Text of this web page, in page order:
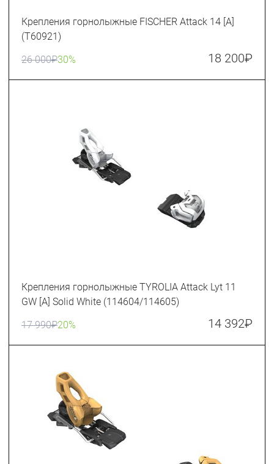
Крепления горнолыжные FISCHER Attack 14 [A]
(T60921)
26 000₽30% 18 200₽
Крепления горнолыжные TYROLIA Attack Lyt 11
GW [A] Solid White (114604/114605)
17 990₽20% 14 392₽